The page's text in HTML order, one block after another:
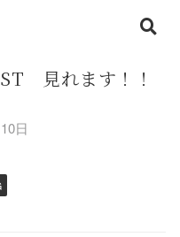
見れます！！
日